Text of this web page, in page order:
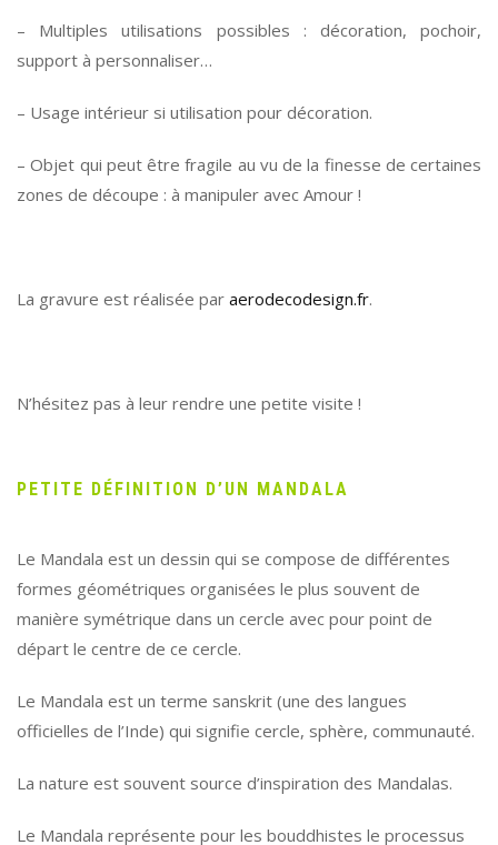
– Multiples utilisations possibles : décoration, pochoir,
support à personnaliser…
– Usage intérieur si utilisation pour décoration.
– Objet qui peut être fragile au vu de la finesse de certaines
zones de découpe : à manipuler avec Amour !
La gravure est réalisée par aerodecodesign.fr.
N’hésitez pas à leur rendre une petite visite !
PETITE DÉFINITION D’UN MANDALA
Le Mandala est un dessin qui se compose de différentes
formes géométriques organisées le plus souvent de
manière symétrique dans un cercle avec pour point de
départ le centre de ce cercle.
Le Mandala est un terme sanskrit (une des langues
officielles de l’Inde) qui signifie cercle, sphère, communauté.
La nature est souvent source d’inspiration des Mandalas.
Le Mandala représente pour les bouddhistes le processus